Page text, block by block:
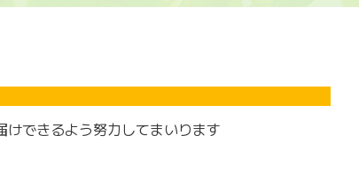
できるよう努力してまいります